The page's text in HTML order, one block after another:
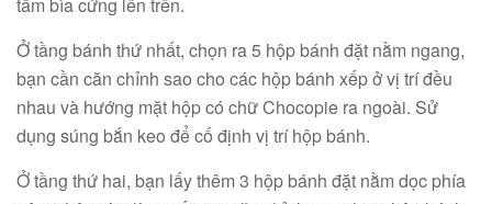
Ở tầng bánh thứ nhất, chọn ra 5 hộp bánh đặt nằm ngang,
bạn cần căn chỉnh sao cho các hộp bánh xếp ở vị trí đều
nhau và hướng mặt hộp có chữ Chocopie ra ngoài. Sử
dụng súng bắn keo để cố định vị trí hộp bánh.
Ở tầng thứ hai, bạn lấy thêm 3 hộp bánh đặt nằm dọc phía